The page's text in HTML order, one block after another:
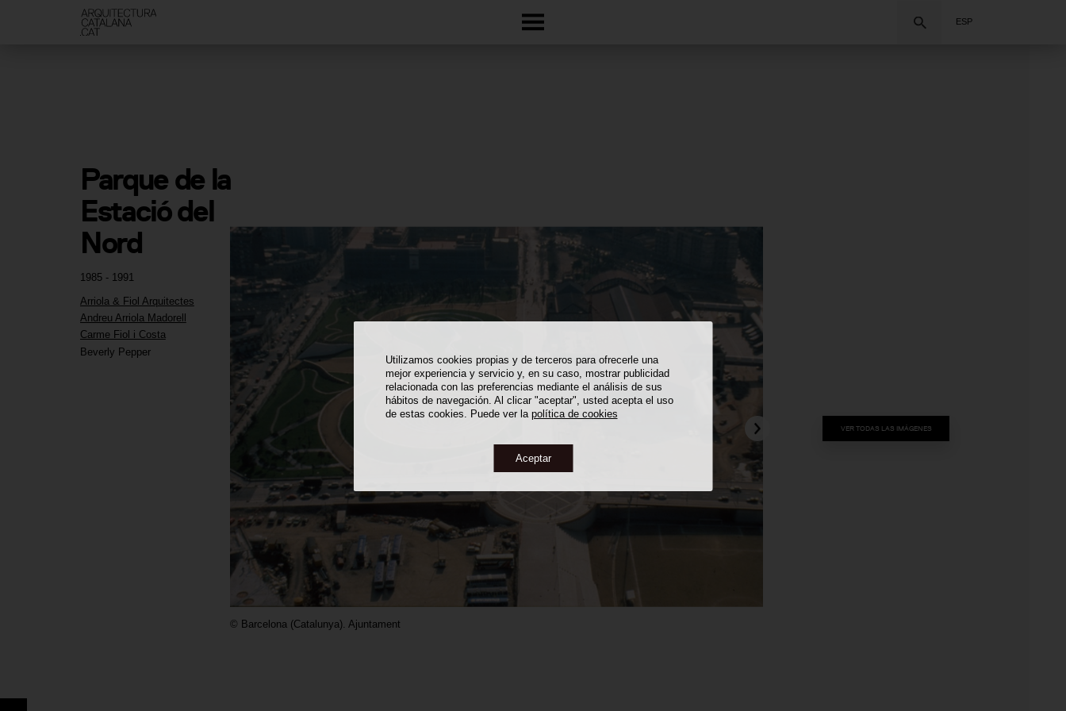
Utilizamos cookies propias y de terceros para ofrecerle una
mejor experiencia y servicio y, en su caso, mostrar publicidad
relacionada con las preferencias mediante el análisis de sus
hábitos de navegación. Al clicar "aceptar", usted acepta el uso
de estas cookies. Puede ver la política de cookies
Aceptar
ESP
1985 - 1991
Arriola & Fiol Arquitectes
Andreu Arriola Madorell
Carme Fiol i Costa
Beverly Pepper
Parque de la
Estació del
Nord
© Barcelona (Catalunya). Ajuntament
VER TODAS LAS IMÁGENES